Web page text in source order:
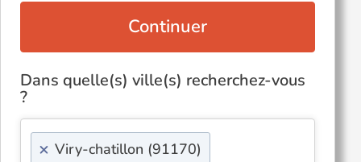
Continuer
Dans quelle(s) ville(s) recherchez-vous
?
× Viry-chatillon (91170)